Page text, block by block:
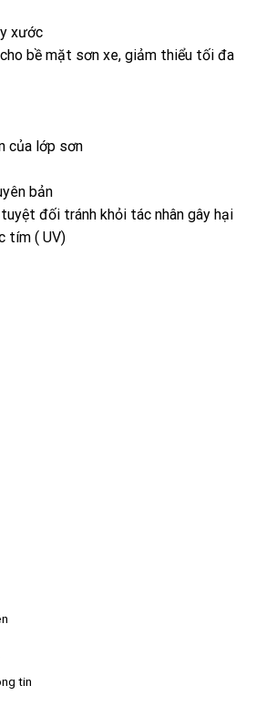
xước
bề mặt sơn xe, giảm thiểu tối đa
của lớp sơn
bản
đối tránh khỏi tác nhân gây hại
tím ( UV)
tin